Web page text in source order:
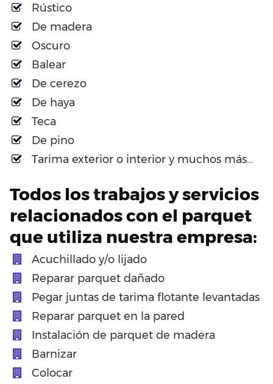
Rústico
De madera
Oscuro
Balear
De cerezo
De haya
Teca
De pino
Tarima exterior o interior y muchos más…
Todos los trabajos y servicios
relacionados con el parquet
que utiliza nuestra empresa:
Acuchillado y/o lijado
Reparar parquet dañado
Pegar juntas de tarima flotante levantadas
Reparar parquet en la pared
Instalación de parquet de madera
Barnizar
Colocar